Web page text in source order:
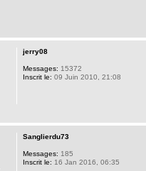
jerry08
Messages: 15372
Inscrit le: 09 Juin 2010, 21:08
Sanglierdu73
Messages: 185
Inscrit le: 16 Jan 2016, 06:35